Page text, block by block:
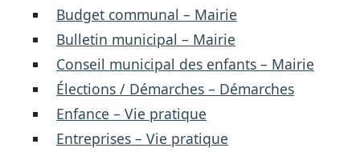
Budget communal – Mairie
Bulletin municipal – Mairie
Conseil municipal des enfants – Mairie
Élections / Démarches – Démarches
Enfance – Vie pratique
Entreprises – Vie pratique